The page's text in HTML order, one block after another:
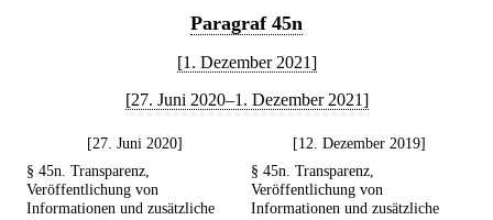
Paragraf 45n
[1. Dezember 2021]
[27. Juni 2020–1. Dezember 2021]
[27. Juni 2020]
[12. Dezember 2019]
§ 45n. Transparenz,
Veröffentlichung von
Informationen und zusätzliche
§ 45n. Transparenz,
Veröffentlichung von
Informationen und zusätzliche